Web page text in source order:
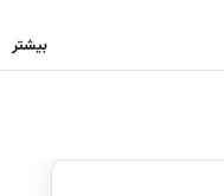
بیشتر